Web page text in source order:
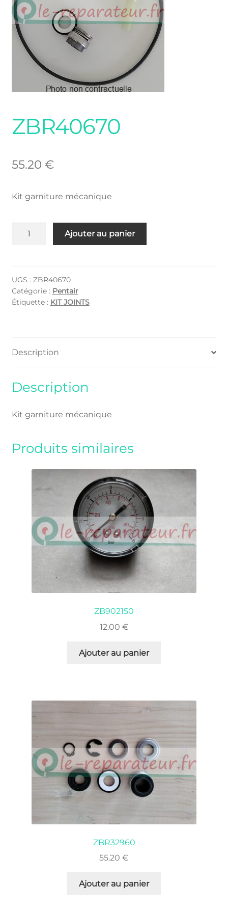
ZBR40670
55.20 €
Kit garniture mécanique
quantité
Ajouter au panier
UGS : ZBR40670
Catégorie : Pentair
Étiquette : KIT JOINTS
Description
Description
Kit garniture mécanique
Produits similaires
ZB902150
12.00 €
Ajouter au panier
ZBR32960
55.20 €
Ajouter au panier